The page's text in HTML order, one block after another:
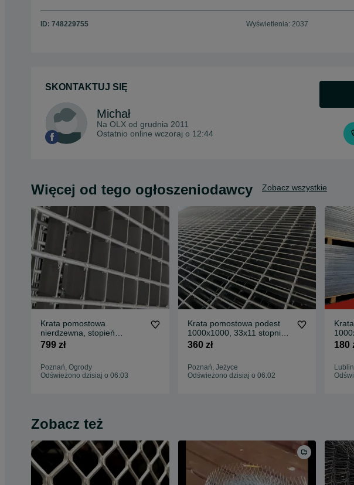
ID: 748229755 Wyświetlenia: 2037
SKONTAKTUJ SIĘ
Michał
Na OLX od grudnia 2011
Ostatnio online wczoraj o 12:44
Więcej od tego ogłoszeniodawcy Zobacz wszystkie
Krata pomostowa
nierdzewna, stopień
nierdzewka, kwasówka
799 zł
Poznań, Ogrody
Odświeżono dzisiaj o 06:03
Krata pomostowa podest
1000x1000, 33x11 stopnie
schodowe na wymiar
360 zł
Poznań, Jeżyce
Odświeżono dzisiaj o 06:02
180
Lublin
Zobacz też